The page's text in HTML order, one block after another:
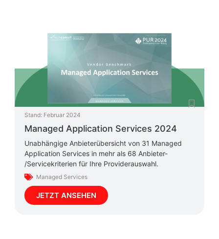
Stand: Februar 2024
Managed Application Services 2024
Unabhängige Anbieterübersicht von 31 Managed
Application Services in mehr als 68 Anbieter-
/Servicekriterien für Ihre Providerauswahl.
Managed Services
JETZT ANSEHEN